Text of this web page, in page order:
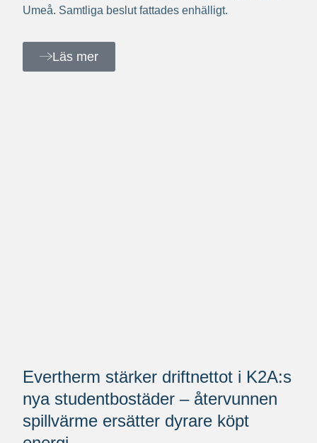
Umeå. Samtliga beslut fattades enhälligt.
Läs mer
Evertherm stärker driftnettot i K2A:s
nya studentbostäder – återvunnen
spillvärme ersätter dyrare köpt